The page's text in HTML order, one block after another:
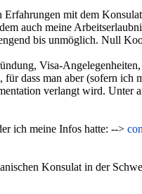
mit dem
auch meine
bis unmöglich. Null
Visa-
dass man aber (sofern
verlangt wird. Unter
ich meine Infos hatte: -->
Konsulat in der